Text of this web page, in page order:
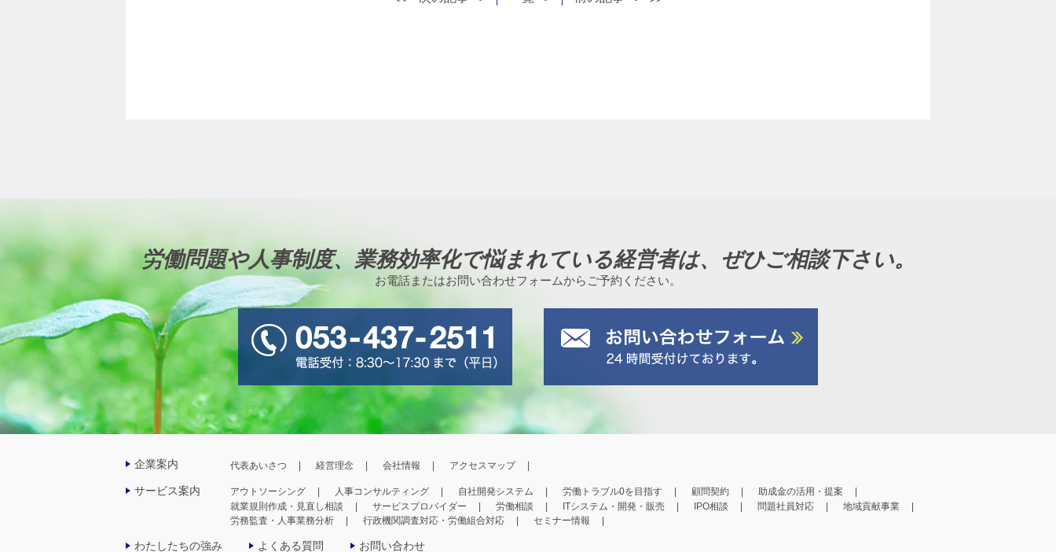
労働問題や人事制度、業務効率化で悩まれている経営者は、ぜひご相談下さい。
お電話またはお問い合わせフォームからご予約ください。
企業案内 代表あいさつ 経営理念 会社情報 アクセスマップ
サービス案内 アウトソーシング 人事コンサルティング 自社開発システム 労働トラブル0を目指す 顧問契約
助成金の活用・提案
就業規則作成・見直し相談
サービスプロバイダー 労働相談 ITシステム・開発・販売 IPO相談 問題社員対応
地域貢献事業
労務監査・人事業務分析
行政機関調査対応・労働組合対応 セミナー情報
わたしたちの強み よくある質問 お問い合わせ